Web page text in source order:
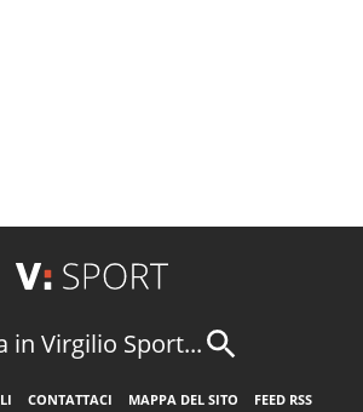
in Virgilio Sport...
CONTATTACI MAPPA DEL SITO FEED RSS